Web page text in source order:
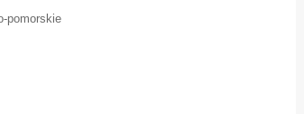
pomorskie